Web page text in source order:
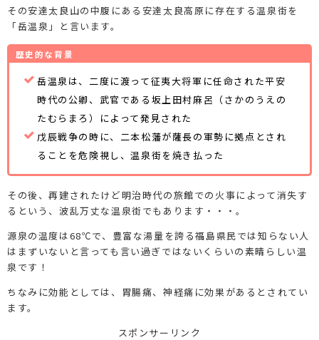
その安達太良山の中腹にある安達太良高原に存在する温泉街を
「岳温泉」と言います。
歴史的な背景
岳温泉は、二度に渡って征夷大将軍に任命された平安
時代の公卿、武官である坂上田村麻呂（さかのうえの
たむらまろ）によって発見された
戊辰戦争の時に、二本松藩が薩長の軍勢に拠点とされ
ることを危険視し、温泉街を焼き払った
その後、再建されたけど明治時代の旅館での火事によって消失す
るという、波乱万丈な温泉街でもあります・・・。
源泉の温度は68℃で、豊富な湯量を誇る福島県民では知らない人
はまずいないと言っても言い過ぎではないくらいの素晴らしい温
泉です！
ちなみに効能としては、胃腸痛、神経痛に効果があるとされてい
ます。
スポンサーリンク